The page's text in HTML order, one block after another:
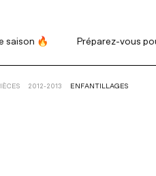
🔥 Préparez-vous pour
2012-2013 ENFANTILLAGES